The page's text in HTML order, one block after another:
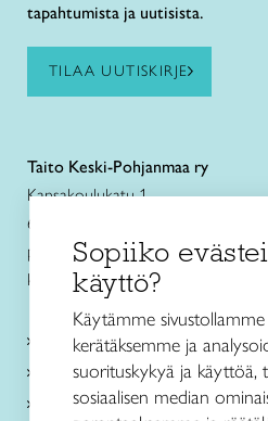
tapahtumista ja uutisista.
TILAA UUTISKIRJE
Taito Keski-Pohjanmaa ry
Kansakoulukatu 1
67100 Kokkola
puh. +358 44 3363500
kokkola@taitokeskipohjanmaa.fi
Kurssit ja leirit
Koulutus ja muu toiminta
Ajankohtaista
Sopiiko
käyttö?
Käytämme sivustollamme
kerätäksemme ja
suorituskykyä ja käyttöä,
sosiaalisen median